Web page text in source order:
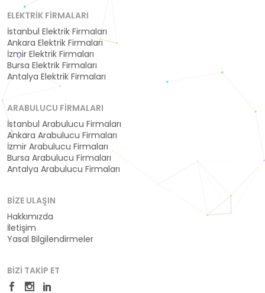
ELEKTRIK FIRMALARI
İstanbul Elektrik Firmaları
Ankara Elektrik Firmaları
İzmir Elektrik Firmaları
Bursa Elektrik Firmaları
Antalya Elektrik Firmaları
ARABULUCU FIRMALARI
İstanbul Arabulucu Firmaları
Ankara Arabulucu Firmaları
İzmir Arabulucu Firmaları
Bursa Arabulucu Firmaları
Antalya Arabulucu Firmaları
BIZE ULAŞIN
Hakkımızda
İletişim
Yasal Bilgilendirmeler
BIZI TAKIP ET